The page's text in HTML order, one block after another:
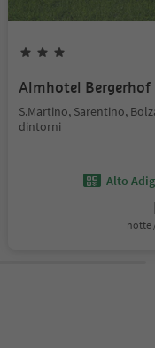
Almhotel Bergerhof
S.Martino, Sarentino,
dintorni
Alto
notte